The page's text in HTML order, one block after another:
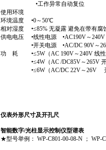
•工作异常自动复位
使用环境
环境温度 •0～50℃
相对湿度 •≤85% 无凝露 避免在带有腐
供电电压 •线性电源 •AC190V～240V
•开关电源 •AC/DC 90V～265V
功 耗 •≤5W（AC 190V～240V 线性
•≤4W（AC /DC85V～265V 开
•≤6W（AC/DC 22V～26V 开
仪表外形尺寸及开孔尺
智能数字/光柱显示控制仪型谱表
★型号举例： WP-C801-00-08-N ； WP-